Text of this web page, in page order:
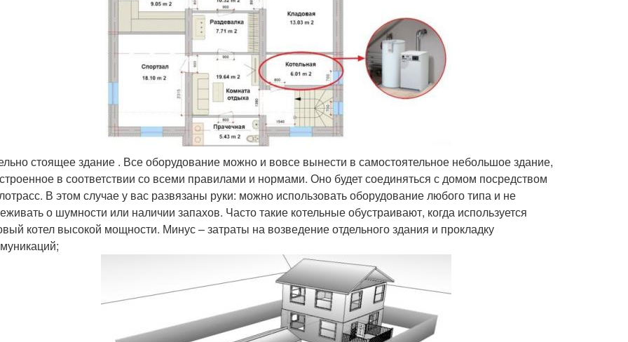
стоящее здание . Все оборудование можно и вовсе вынести в самостоятельное небольшое здание,
в соответствии со всеми правилами и нормами. Оно будет соединяться с домом посредством
В этом случае у вас развязаны руки: можно использовать оборудование любого типа и не
о шумности или наличии запахов. Часто такие котельные обустраивают, когда используется
котел высокой мощности. Минус – затраты на возведение отдельного здания и прокладку